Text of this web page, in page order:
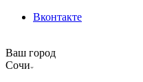
Вконтакте
Ваш город
Сочи